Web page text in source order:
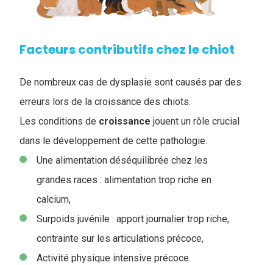
Facteurs contributifs chez le chiot
De nombreux cas de dysplasie sont causés par des
erreurs lors de la croissance des chiots.
Les conditions de croissance jouent un rôle crucial
dans le développement de cette pathologie.
Une alimentation déséquilibrée chez les
grandes races : alimentation trop riche en
calcium,
Surpoids juvénile : apport journalier trop riche,
contrainte sur les articulations précoce,
Activité physique intensive précoce.